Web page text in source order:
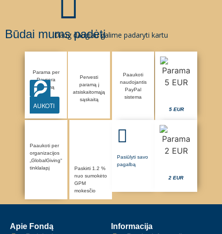
Būdai mums padėti
Daug daugiau galime padaryti kartu
Parama per
Paysera
sistemą
AUKOTI
Pervesti
paramą į
atsiskaitomąją
sąskaitą
Paaukoti
naudojantis
PayPal
sistema
5 EUR
Paaukoti per
organizacijos
„GlobalGiving“
tinklalapį
Paskirti 1.2 %
nuo sumokėto
GPM
mokesčio
Pasiūlyti savo
pagalbą
2 EUR
Apie Fondą Informacija